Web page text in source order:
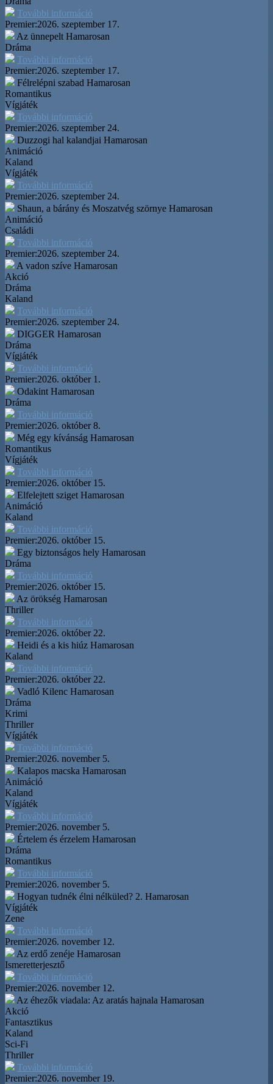
További információ
Premier:2026. szeptember 17.
Az ünnepelt Hamarosan
Dráma
További információ
Premier:2026. szeptember 17.
Félrelépni szabad Hamarosan
Romantikus
Vígjáték
További információ
Premier:2026. szeptember 24.
Duzzogi hal kalandjai Hamarosan
Animáció
Kaland
Vígjáték
További információ
Premier:2026. szeptember 24.
Shaun, a bárány és Moszatvég szörnye Hamarosan
Animáció
Családi
További információ
Premier:2026. szeptember 24.
A vadon szíve Hamarosan
Akció
Dráma
Kaland
További információ
Premier:2026. szeptember 24.
DIGGER Hamarosan
Dráma
Vígjáték
További információ
Premier:2026. október 1.
Odakint Hamarosan
Dráma
További információ
Premier:2026. október 8.
Még egy kívánság Hamarosan
Romantikus
Vígjáték
További információ
Premier:2026. október 15.
Elfelejtett sziget Hamarosan
Animáció
Kaland
További információ
Premier:2026. október 15.
Egy biztonságos hely Hamarosan
Dráma
További információ
Premier:2026. október 15.
Az örökség Hamarosan
Thriller
További információ
Premier:2026. október 22.
Heidi és a kis hiúz Hamarosan
Kaland
További információ
Premier:2026. október 22.
Vadló Kilenc Hamarosan
Dráma
Krimi
Thriller
Vígjáték
További információ
Premier:2026. november 5.
Kalapos macska Hamarosan
Animáció
Kaland
Vígjáték
További információ
Premier:2026. november 5.
Értelem és érzelem Hamarosan
Dráma
Romantikus
További információ
Premier:2026. november 5.
Hogyan tudnék élni nélküled? 2. Hamarosan
Vígjáték
Zene
További információ
Premier:2026. november 12.
Az erdő zenéje Hamarosan
Ismeretterjesztő
További információ
Premier:2026. november 12.
Az éhezők viadala: Az aratás hajnala Hamarosan
Akció
Fantasztikus
Kaland
Sci-Fi
Thriller
További információ
Premier:2026. november 19.